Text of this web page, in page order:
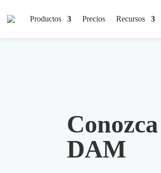
Productos Precios Recursos
DAM